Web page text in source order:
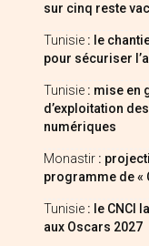
sur cinq reste
Tunisie : le
pour sécuriser
Tunisie : mise en
d’exploitation
numériques
Monastir :
programme de «
Tunisie : le CNCI
aux Oscars 2027